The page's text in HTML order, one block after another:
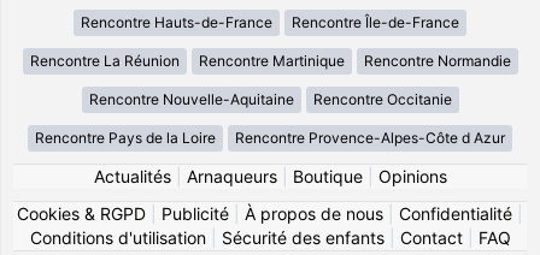
Rencontre Hauts-de-France Rencontre Île-de-France
Rencontre La Réunion Rencontre Martinique Rencontre Normandie
Rencontre Nouvelle-Aquitaine Rencontre Occitanie
Rencontre Pays de la Loire Rencontre Provence-Alpes-Côte d Azur
Actualités| Arnaqueurs| Boutique| Opinions
Cookies & RGPD
Publicité À propos de nous Confidentialité
Conditions d'utilisation| Sécurité des enfants| Contact| FAQ